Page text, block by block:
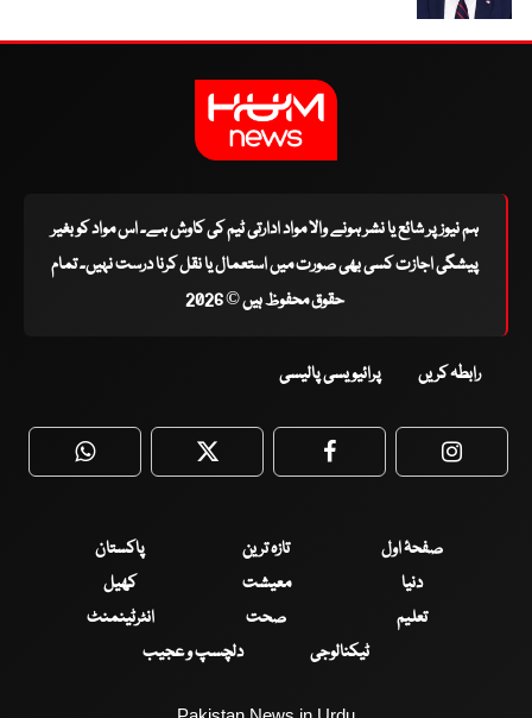
ہم نیوز پر شائع یا نشر ہونے والا مواد ادارتی ٹیم کی کاوش ہے۔ اس مواد کو بغیر
پیشگی اجازت کسی بھی صورت میں استعمال یا نقل کرنا درست نہیں۔ تمام
حقوق محفوظ ہیں © 2026
رابطہ کریں پرائیویسی پالیسی
WhatsApp Twitter Facebook
صفحۂ اول تازہ ترین
پاکستان
دنیا
معیشت
کھیل
تعلیم
صحت
انٹرٹینمنٹ
ٹیکنالوجی
دلچسپ و عجیب